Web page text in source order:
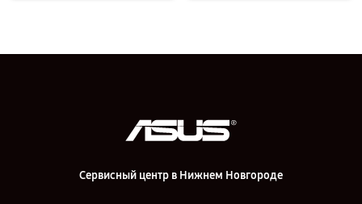
Сервисный центр в Нижнем Новгороде